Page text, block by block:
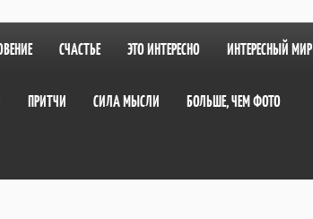
СЧАСТЬЕ ЭТО ИНТЕРЕСНО ИНТЕРЕСНЫЙ МИР
ПРИТЧИ СИЛА МЫСЛИ БОЛЬШЕ, ЧЕМ ФОТО